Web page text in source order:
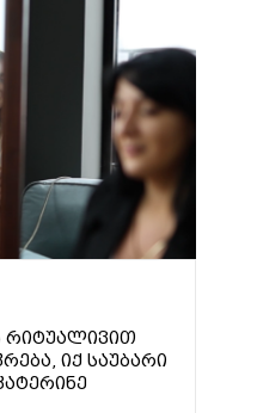
რიტუალივით
იქ საუბარი